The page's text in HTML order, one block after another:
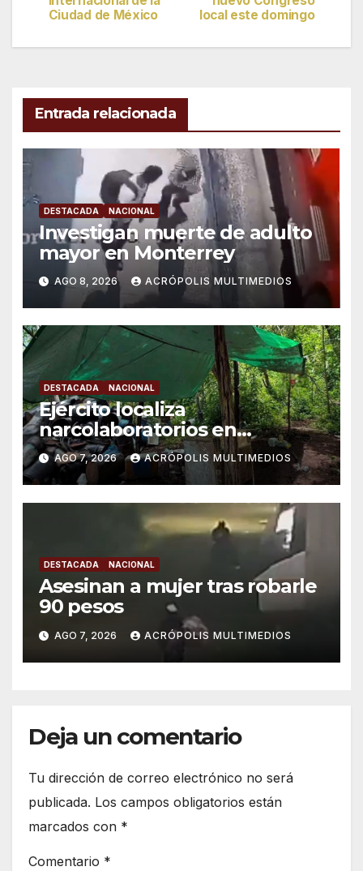
local este domingo
Ciudad de México
Entrada relacionada
DESTACADA NACIONAL
Investigan muerte de adulto
mayor en Monterrey
AGO 8, 2026 ACRÓPOLIS MULTIMEDIOS
DESTACADA NACIONAL
Ejército localiza
narcolaboratorios en
Michoacán
AGO 7, 2026 ACRÓPOLIS MULTIMEDIOS
DESTACADA NACIONAL
Asesinan a mujer tras robarle
90 pesos
AGO 7, 2026 ACRÓPOLIS MULTIMEDIOS
Deja un comentario
Tu dirección de correo electrónico no será
publicada. Los campos obligatorios están
marcados con *
Comentario *